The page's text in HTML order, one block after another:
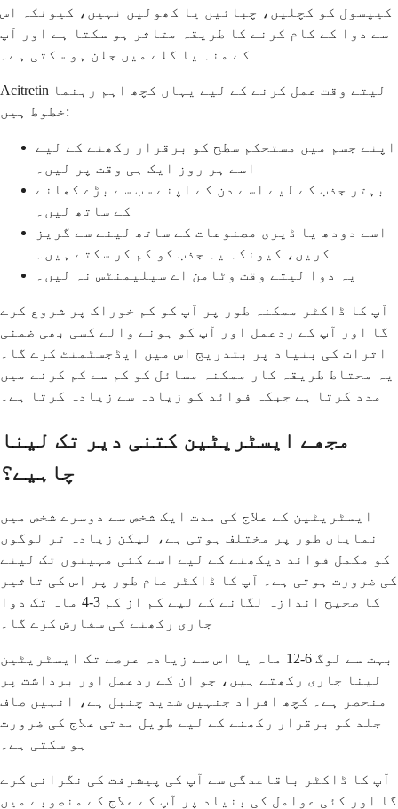
کیپسول کو کچلیں، چبائیں یا کھولیں نہیں، کیونکہ اس
سے دوا کے کام کرنے کا طریقہ متاثر ہو سکتا ہے اور آپ
کے منہ یا گلے میں جلن ہو سکتی ہے۔
Acitretin لیتے وقت عمل کرنے کے لیے یہاں کچھ اہم رہنما
خطوط ہیں:
اپنے جسم میں مستحکم سطح کو برقرار رکھنے کے لیے
اسے ہر روز ایک ہی وقت پر لیں۔
بہتر جذب کے لیے اسے دن کے اپنے سب سے بڑے کھانے
کے ساتھ لیں۔
اسے دودھ یا ڈیری مصنوعات کے ساتھ لینے سے گریز
کریں، کیونکہ یہ جذب کو کم کر سکتے ہیں۔
یہ دوا لیتے وقت وٹامن اے سپلیمنٹس نہ لیں۔
آپ کا ڈاکٹر ممکنہ طور پر آپ کو کم خوراک پر شروع کرے
گا اور آپ کے ردعمل اور آپ کو ہونے والے کسی بھی ضمنی
اثرات کی بنیاد پر بتدریج اس میں ایڈجسٹمنٹ کرے گا۔
یہ محتاط طریقہ کار ممکنہ مسائل کو کم سے کم کرنے میں
مدد کرتا ہے جبکہ فوائد کو زیادہ سے زیادہ کرتا ہے۔
مجھے ایسٹریٹین کتنی دیر تک لینا
چاہیے؟
ایسٹریٹین کے علاج کی مدت ایک شخص سے دوسرے شخص میں
نمایاں طور پر مختلف ہوتی ہے، لیکن زیادہ تر لوگوں
کو مکمل فوائد دیکھنے کے لیے اسے کئی مہینوں تک لینے
کی ضرورت ہوتی ہے۔ آپ کا ڈاکٹر عام طور پر اس کی تاثیر
کا صحیح اندازہ لگانے کے لیے کم از کم 3-4 ماہ تک دوا
جاری رکھنے کی سفارش کرے گا۔
بہت سے لوگ 6-12 ماہ یا اس سے زیادہ عرصے تک ایسٹریٹین
لینا جاری رکھتے ہیں، جو ان کے ردعمل اور برداشت پر
منحصر ہے۔ کچھ افراد جنہیں شدید چنبل ہے، انہیں صاف
جلد کو برقرار رکھنے کے لیے طویل مدتی علاج کی ضرورت
ہو سکتی ہے۔
آپ کا ڈاکٹر باقاعدگی سے آپ کی پیشرفت کی نگرانی کرے
گا اور کئی عوامل کی بنیاد پر آپ کے علاج کے منصوبے میں